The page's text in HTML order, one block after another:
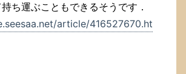
ち運ぶこともできるそうです．
article/416527670.ht